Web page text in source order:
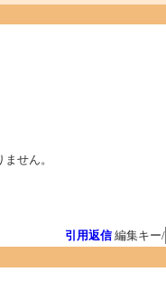
せん。
引用返信 編集キー/